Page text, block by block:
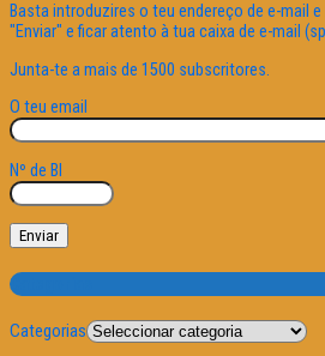
Basta introduzires o teu endereço de e-mail e
"Enviar" e ficar atento à tua caixa de e-mail
Junta-te a mais de 1500 subscritores.
O teu email
Nº de BI
Categorias
Categorias